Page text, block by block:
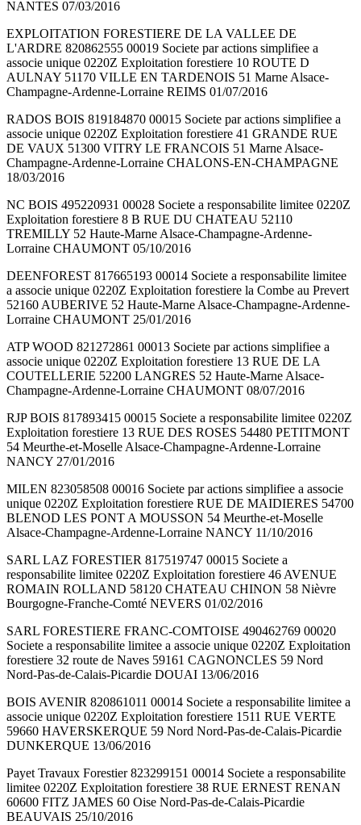
NANTES 07/03/2016
EXPLOITATION FORESTIERE DE LA VALLEE DE
L'ARDRE 820862555 00019 Societe par actions simplifiee a
associe unique 0220Z Exploitation forestiere 10 ROUTE D
AULNAY 51170 VILLE EN TARDENOIS 51 Marne Alsace-
Champagne-Ardenne-Lorraine REIMS 01/07/2016
RADOS BOIS 819184870 00015 Societe par actions simplifiee a
associe unique 0220Z Exploitation forestiere 41 GRANDE RUE
DE VAUX 51300 VITRY LE FRANCOIS 51 Marne Alsace-
Champagne-Ardenne-Lorraine CHALONS-EN-CHAMPAGNE
18/03/2016
NC BOIS 495220931 00028 Societe a responsabilite limitee 0220Z
Exploitation forestiere 8 B RUE DU CHATEAU 52110
TREMILLY 52 Haute-Marne Alsace-Champagne-Ardenne-
Lorraine CHAUMONT 05/10/2016
DEENFOREST 817665193 00014 Societe a responsabilite limitee
a associe unique 0220Z Exploitation forestiere la Combe au Prevert
52160 AUBERIVE 52 Haute-Marne Alsace-Champagne-Ardenne-
Lorraine CHAUMONT 25/01/2016
ATP WOOD 821272861 00013 Societe par actions simplifiee a
associe unique 0220Z Exploitation forestiere 13 RUE DE LA
COUTELLERIE 52200 LANGRES 52 Haute-Marne Alsace-
Champagne-Ardenne-Lorraine CHAUMONT 08/07/2016
RJP BOIS 817893415 00015 Societe a responsabilite limitee 0220Z
Exploitation forestiere 13 RUE DES ROSES 54480 PETITMONT
54 Meurthe-et-Moselle Alsace-Champagne-Ardenne-Lorraine
NANCY 27/01/2016
MILEN 823058508 00016 Societe par actions simplifiee a associe
unique 0220Z Exploitation forestiere RUE DE MAIDIERES 54700
BLENOD LES PONT A MOUSSON 54 Meurthe-et-Moselle
Alsace-Champagne-Ardenne-Lorraine NANCY 11/10/2016
SARL LAZ FORESTIER 817519747 00015 Societe a
responsabilite limitee 0220Z Exploitation forestiere 46 AVENUE
ROMAIN ROLLAND 58120 CHATEAU CHINON 58 Nièvre
Bourgogne-Franche-Comté NEVERS 01/02/2016
SARL FORESTIERE FRANC-COMTOISE 490462769 00020
Societe a responsabilite limitee a associe unique 0220Z Exploitation
forestiere 32 route de Naves 59161 CAGNONCLES 59 Nord
Nord-Pas-de-Calais-Picardie DOUAI 13/06/2016
BOIS AVENIR 820861011 00014 Societe a responsabilite limitee a
associe unique 0220Z Exploitation forestiere 1511 RUE VERTE
59660 HAVERSKERQUE 59 Nord Nord-Pas-de-Calais-Picardie
DUNKERQUE 13/06/2016
Payet Travaux Forestier 823299151 00014 Societe a responsabilite
limitee 0220Z Exploitation forestiere 38 RUE ERNEST RENAN
60600 FITZ JAMES 60 Oise Nord-Pas-de-Calais-Picardie
BEAUVAIS 25/10/2016